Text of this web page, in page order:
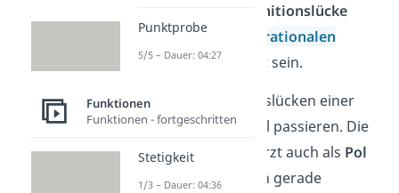
Definitionslücke
einergebrochen rationalen
Funktionvertraut sein.
An den Definitionslücken einer
Funktion kann viel passieren. Die
Polstellen
(verkürzt auch als Pol
bezeichnet) sollen gerade
Punktprobe
5/5 – Dauer: 04:27
Funktionen
Funktionen - fortgeschritten
Stetigkeit
1/3 – Dauer: 04:36